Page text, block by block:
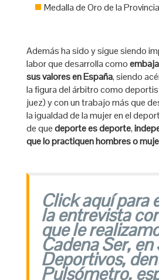
Medalla de Oro de la
Además ha sido y sigue siendo
labor que desarrolla como
sus valores en España, siendo
la figura del árbitro como
juez) y con un trabajo más que
la igualdad de la mujer en el
de quedeporte es deporte,
que lo practiquen hombres o
Click aquí para
la entrevista
que le
Cadena Ser, en
Deportivos,
Pulsómetro,